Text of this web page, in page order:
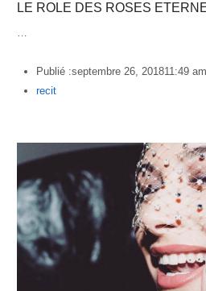
LE ROLE DES ROSES
…
Publié :septembre 26, 201811:49 am
Author
recit